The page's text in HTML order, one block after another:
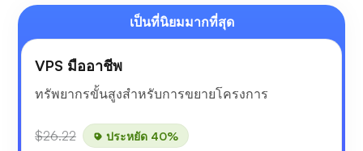
เป็นที่นิยมมากที่สุด
VPS มืออาชีพ
ทรัพยากรขั้นสูงสำหรับการขยายโครงการ
$26.22 ประหยัด 40%